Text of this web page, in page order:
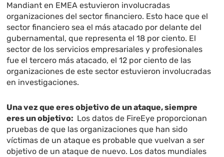
Mandiant en EMEA estuvieron involucradas
organizaciones del sector financiero. Esto hace que el
sector financiero sea el más atacado por delante del
gubernamental, que representa el 18 por ciento. El
sector de los servicios empresariales y profesionales
fue el tercero más atacado, el 12 por ciento de las
organizaciones de este sector estuvieron involucradas
en investigaciones.
Una vez que eres objetivo de un ataque, siempre
eres un objetivo: Los datos de FireEye proporcionan
pruebas de que las organizaciones que han sido
víctimas de un ataque es probable que vuelvan a ser
objetivo de un ataque de nuevo. Los datos mundiales